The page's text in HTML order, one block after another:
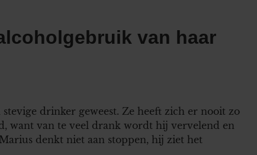
van haar
drinker geweest. Ze heeft zich er nooit zo
want van te veel drank wordt hij vervelend en
denkt niet aan stoppen, hij ziet het